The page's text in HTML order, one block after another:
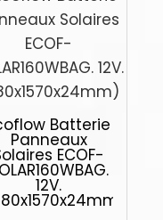
Batterie
Panneaux
ECOF-
12V.